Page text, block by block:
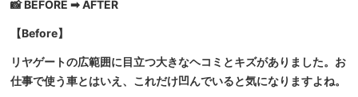
📸 BEFORE ➡ AFTER
【Before】
リヤゲートの広範囲に目立つ大きなヘコミとキズがありました。お
仕事で使う車とはいえ、これだけ凹んでいると気になりますよね。